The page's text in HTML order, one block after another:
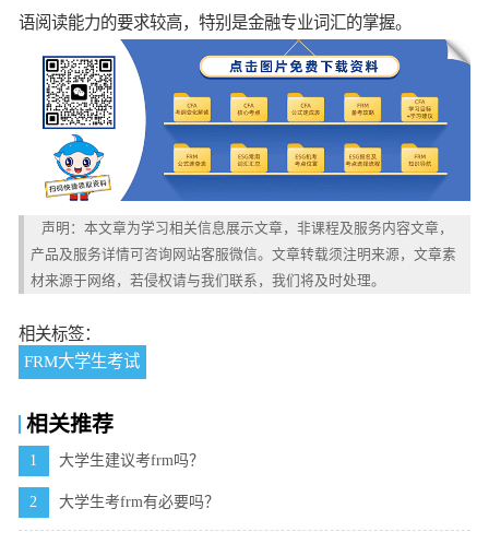
语阅读能力的要求较高，特别是金融专业词汇的掌握。
声明：本文章为学习相关信息展示文章，非课程及服务内容文章，
产品及服务详情可咨询网站客服微信。文章转载须注明来源，文章素
材来源于网络，若侵权请与我们联系，我们将及时处理。
相关标签：
FRM大学生考试
相关推荐
1 大学生建议考frm吗？
2 大学生考frm有必要吗？